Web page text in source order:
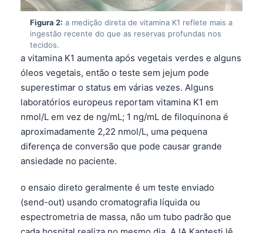
Figura 2: a medição direta de vitamina K1 reflete mais a
ingestão recente do que as reservas profundas nos
tecidos.
a vitamina K1 aumenta após vegetais verdes e alguns
óleos vegetais, então o teste sem jejum pode
superestimar o status em várias vezes. Alguns
laboratórios europeus reportam vitamina K1 em
nmol/L em vez de ng/mL; 1 ng/mL de filoquinona é
aproximadamente 2,22 nmol/L, uma pequena
diferença de conversão que pode causar grande
ansiedade no paciente.
o ensaio direto geralmente é um teste enviado
(send-out) usando cromatografia líquida ou
espectrometria de massa, não um tubo padrão que